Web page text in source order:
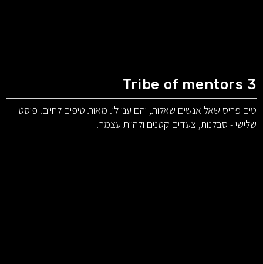
Tribe of mentors 3
טים פריס שאל אנשים שאלות, והם ענו לו. מאות טיפים לחיים. פוסט
שלישי - סבלנות, צעדים קטנים ולהיות עצמך.